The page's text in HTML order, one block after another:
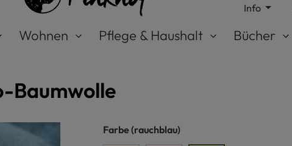
Info
Wohnen Pflege & Haushalt Bücher
Baumwolle
Farbe auswählen
(rauchblau)